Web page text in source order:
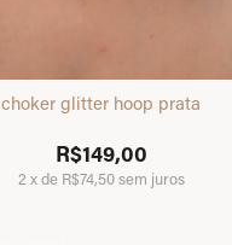
choker glitter hoop prata
R$149,00
2 xde R$74,50sem juros